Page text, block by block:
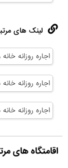
لینک های
اجاره روزانه
اجاره روزانه
اجاره روزانه
اقامتگاه های